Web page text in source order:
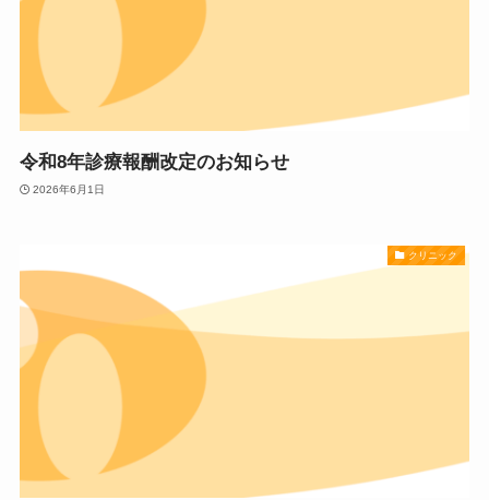
令和8年診療報酬改定のお知らせ
2026年6月1日
クリニック